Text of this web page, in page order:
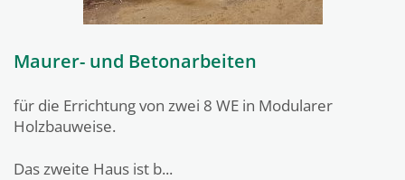
Maurer- und Betonarbeiten
für die Errichtung von zwei 8 WE in Modularer
Holzbauweise.
Das zweite Haus ist b...